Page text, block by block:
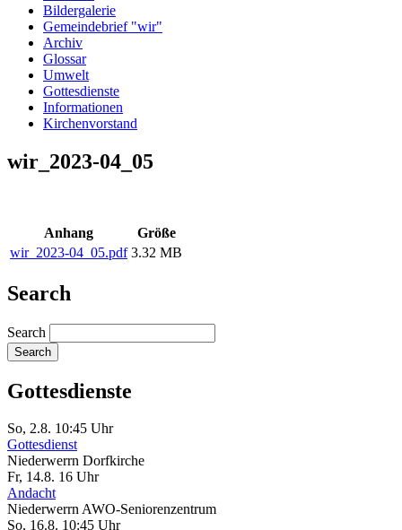
Bildergalerie
Gemeindebrief "wir"
Archiv
Glossar
Umwelt
Gottesdienste
Informationen
Kirchenvorstand
wir_2023-04_05
Anhang
Größe
wir_2023-04_05.pdf 3.32 MB
Search
Search
Gottesdienste
So, 2.8. 10:45 Uhr
Gottesdienst
Niederwerrn Dorfkirche
Fr, 14.8. 16 Uhr
Andacht
NiederwerrnAWO-Seniorenzentrum
So, 16.8. 10:45 Uhr